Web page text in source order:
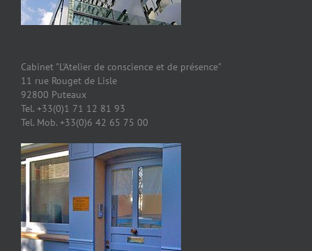
Cabinet "L'Atelier de conscience et de présence"
11 rue Rouget de Lisle
92800 Puteaux
Tel. +33(0)1 71 12 81 93
Tel. Mob. +33(0)6 42 65 75 00